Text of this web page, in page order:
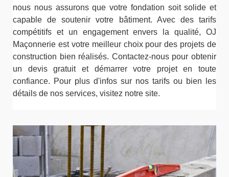
nous nous assurons que votre fondation soit solide et
capable de soutenir votre bâtiment. Avec des tarifs
compétitifs et un engagement envers la qualité, OJ
Maçonnerie est votre meilleur choix pour des projets de
construction bien réalisés. Contactez-nous pour obtenir
un devis gratuit et démarrer votre projet en toute
confiance. Pour plus d'infos sur nos tarifs ou bien les
détails de nos services, visitez notre site.